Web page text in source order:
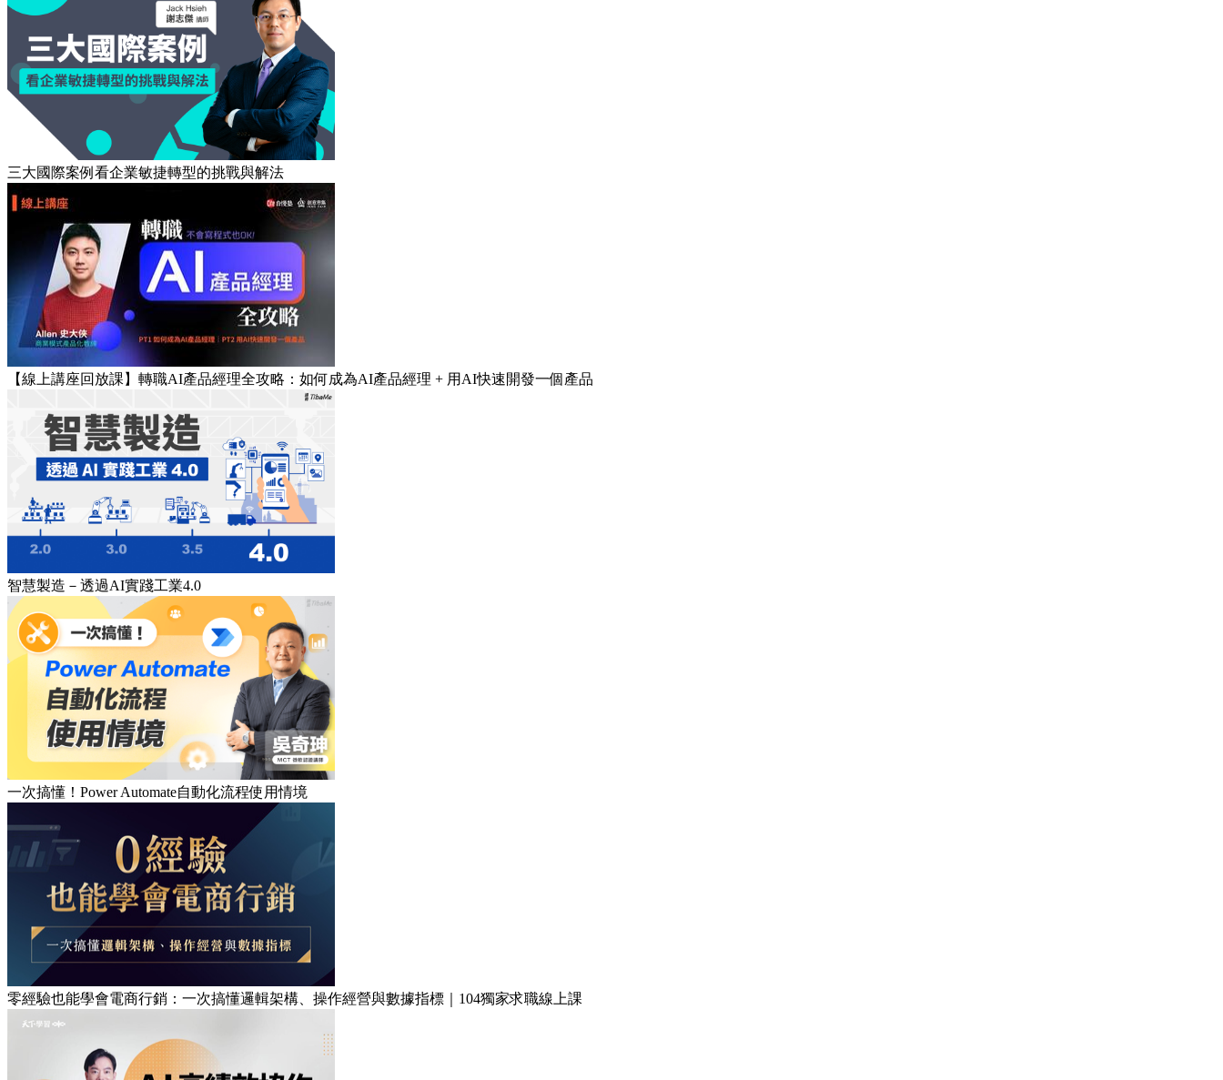
三大國際案例看企業敏捷轉型的挑戰與解法
【線上講座回放課】轉職AI產品經理全攻略：如何成為AI產品經理 + 用AI快速開發一個產品
智慧製造－透過AI實踐工業4.0
一次搞懂！Power Automate自動化流程使用情境
零經驗也能學會電商行銷：一次搞懂邏輯架構、操作經營與數據指標｜104獨家求職線上課